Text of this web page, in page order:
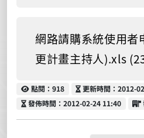
網路請購系統使用者
更計畫主持人).xls
點閱
點閱：918 更新時間
更新時間：2012-
發佈時間
發佈時間：2012-02-24 11:40